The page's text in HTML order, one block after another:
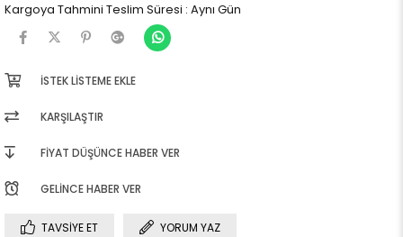
Kargoya Tahmini Teslim Süresi : Aynı Gün
İSTEK LISTEME EKLE
KARŞILAŞTIR
FIYAT DÜŞÜNCE HABER VER
GELINCE HABER VER
TAVSIYE ET
YORUM YAZ